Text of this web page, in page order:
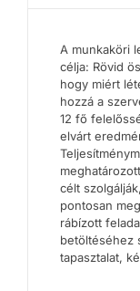
A munkaköri
célja: Rövid
hogy miért
hozzá a
12 fő
elvárt
célt
pontosan
rábízott
betöltéséhez
tapasztalat,